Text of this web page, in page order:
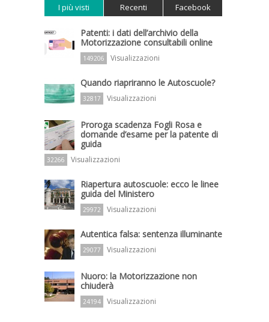
I più visti Recenti Facebook
Patenti: i dati dell’archivio della
Motorizzazione consultabili online
149206 Visualizzazioni
Quando riapriranno le Autoscuole?
32817 Visualizzazioni
Proroga scadenza Fogli Rosa e
domande d’esame per la patente di
guida
32266 Visualizzazioni
Riapertura autoscuole: ecco le linee
guida del Ministero
29972 Visualizzazioni
Autentica falsa: sentenza illuminante
29077 Visualizzazioni
Nuoro: la Motorizzazione non
chiuderà
24194 Visualizzazioni